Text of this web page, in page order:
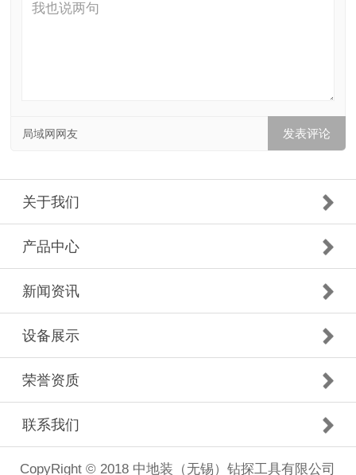
局域网网友
关于我们
产品中心
新闻资讯
设备展示
荣誉资质
联系我们
CopyRight © 2018 中地装（无锡）钻探工具有限公司